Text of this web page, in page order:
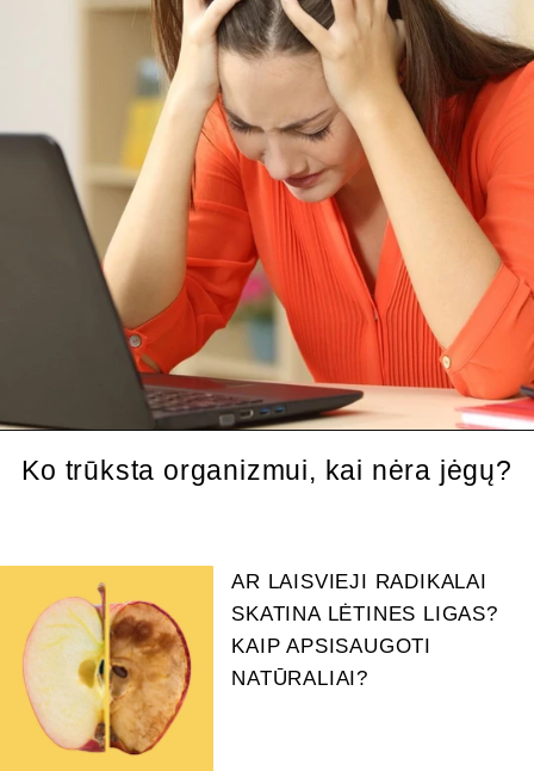
s
Ko trūksta organizmui, kai nėra jėgų?
AR LAISVIEJI RADIKALAI
SKATINA LĖTINES LIGAS?
KAIP APSISAUGOTI
NATŪRALIAI?